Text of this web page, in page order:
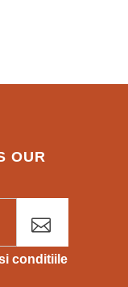
OUR
this field empty.
conditiile